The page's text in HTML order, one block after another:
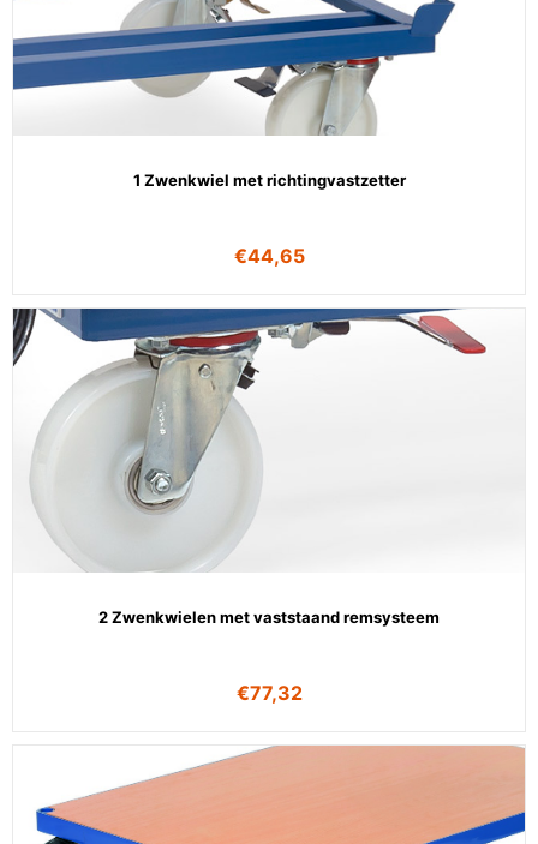
1 Zwenkwiel met richtingvastzetter
€44,65
2 Zwenkwielen met vaststaand remsysteem
€77,32